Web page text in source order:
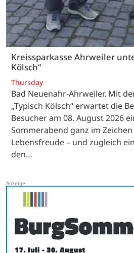
Kreissparkasse Ahrweiler
Kölsch“
Thursday
Bad Neuenahr-Ahrweiler. Mit
„Typisch Kölsch“ erwartet die
Besucher am 08. August 2026
Sommerabend ganz im
Lebensfreude – und zugleich
den…